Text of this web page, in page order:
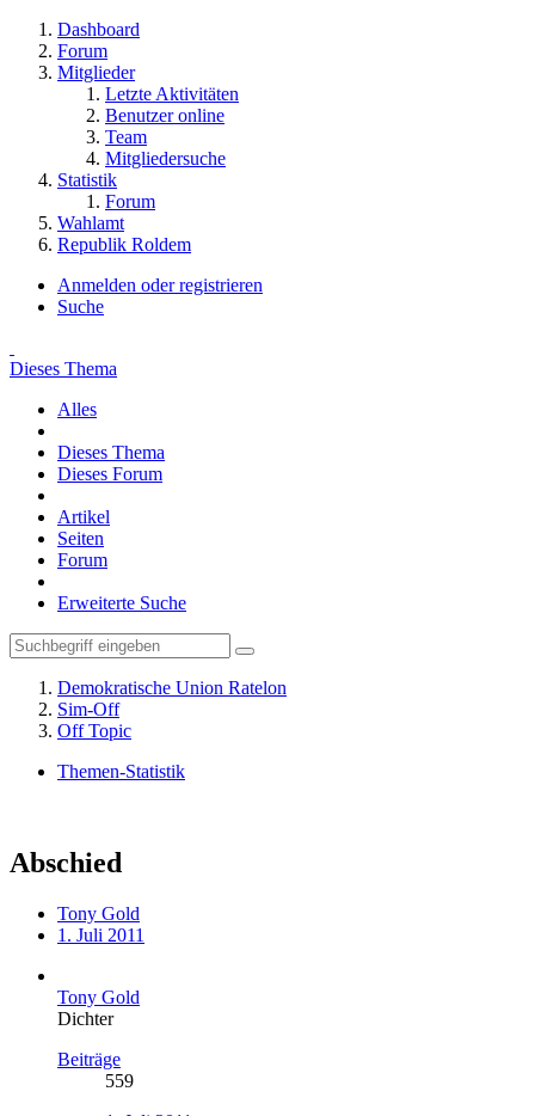
Dashboard
Forum
Mitglieder
Letzte Aktivitäten
Benutzer online
Team
Mitgliedersuche
Statistik
Forum
Wahlamt
Republik Roldem
Anmelden oder registrieren
Suche
Dieses Thema
Alles
Dieses Thema
Dieses Forum
Artikel
Seiten
Forum
Erweiterte Suche
Demokratische Union Ratelon
Sim-Off
Off Topic
Themen-Statistik
Abschied
Tony Gold
1. Juli 2011
Tony Gold
Dichter
Beiträge
559